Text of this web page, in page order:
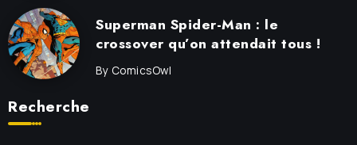
Superman Spider-Man : le
crossover qu’on attendait tous !
By ComicsOwl
Recherche